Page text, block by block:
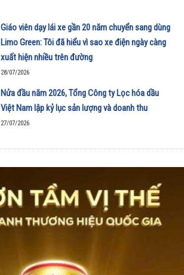
Giáo viên dạy lái xe gần 20 năm chuyển sang dùng
Limo Green: Tôi đã hiểu vì sao xe điện ngày càng
xuất hiện nhiều trên đường
28/07/2026
Nửa đầu năm 2026, Tổng Công ty Lọc hóa dầu
Việt Nam lập kỷ lục sản lượng và doanh thu
27/07/2026